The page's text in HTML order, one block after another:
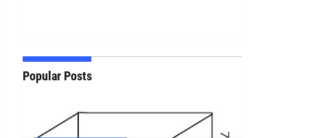
Popular Posts